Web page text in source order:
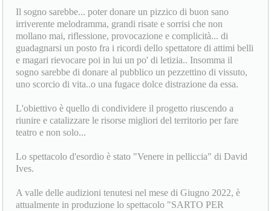
Il sogno sarebbe... poter donare un pizzico di buon sano
irriverente melodramma, grandi risate e sorrisi che non
mollano mai, riflessione, provocazione e complicità... di
guadagnarsi un posto fra i ricordi dello spettatore di attimi belli
e magari rievocare poi in lui un po' di letizia.. Insomma il
sogno sarebbe di donare al pubblico un pezzettino di vissuto,
uno scorcio di vita..o una fugace dolce distrazione da essa.
L'obiettivo è quello di condividere il progetto riuscendo a
riunire e catalizzare le risorse migliori del territorio per fare
teatro e non solo...
Lo spettacolo d'esordio è stato "Venere in pelliccia" di David
Ives.
A valle delle audizioni tenutesi nel mese di Giugno 2022, è
attualmente in produzione lo spettacolo "SARTO PER